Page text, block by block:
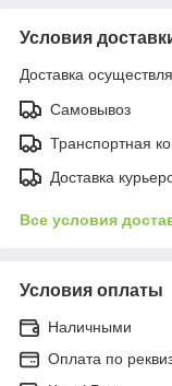
Условия
Доставка
Самовывоз
Транспортная
Доставка
Все условия
Условия оплаты
Наличными
Оплата по